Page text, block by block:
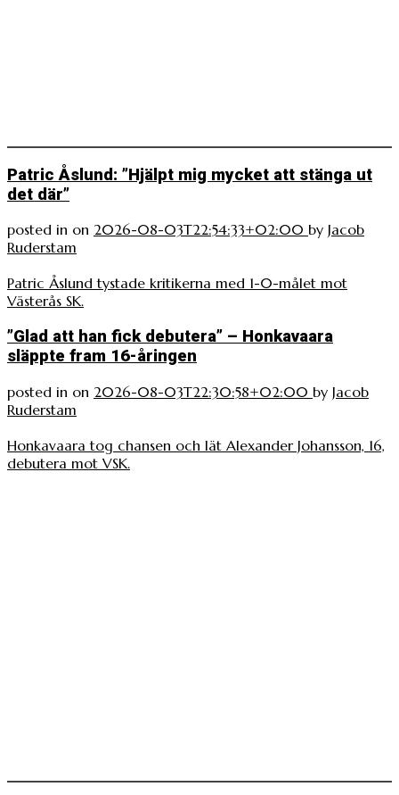
Patric Åslund: ”Hjälpt mig mycket att stänga ut
det där”
posted in on 2026-08-03T22:54:33+02:00 by Jacob
Ruderstam
Patric Åslund tystade kritikerna med 1-0-målet mot
Västerås SK.
”Glad att han fick debutera” – Honkavaara
släppte fram 16-åringen
posted in on 2026-08-03T22:30:58+02:00 by Jacob
Ruderstam
Honkavaara tog chansen och lät Alexander Johansson, 16,
debutera mot VSK.